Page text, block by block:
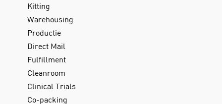
Kitting
Warehousing
Productie
Direct Mail
Fulfillment
Cleanroom
Clinical Trials
Co-packing